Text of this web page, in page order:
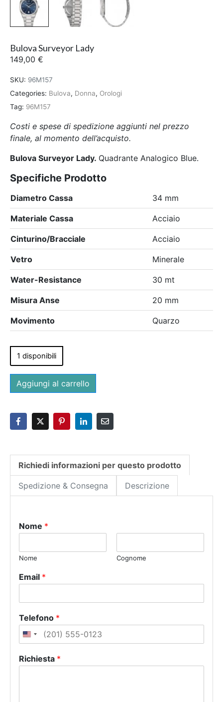
Bulova Surveyor Lady
149,00 €
SKU: 96M157
Categories: Bulova, Donna, Orologi
Tag: 96M157
Costi e spese di spedizione aggiunti nel prezzo
finale, al momento dell’acquisto.
Bulova Surveyor Lady. Quadrante Analogico Blue.
Specifiche Prodotto
Diametro Cassa 34 mm
Materiale Cassa Acciaio
Cinturino/Bracciale Acciaio
Vetro Minerale
Water-Resistance 30 mt
Misura Anse 20 mm
Movimento Quarzo
1 disponibili
Aggiungi al carrello
Richiedi informazioni per questo prodotto
Spedizione & Consegna Descrizione
Nome *
Nome Cognome
Email *
Telefono *
U
i
Richiesta *